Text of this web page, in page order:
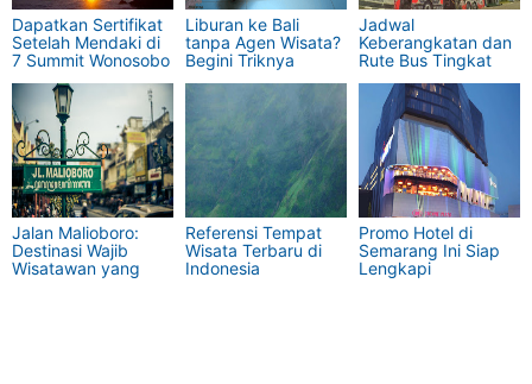
Dapatkan Sertifikat
Setelah Mendaki di
7 Summit Wonosobo
Liburan ke Bali
tanpa Agen Wisata?
Begini Triknya
Jadwal
Keberangkatan dan
Rute Bus Tingkat
Jalan Malioboro:
Destinasi Wajib
Wisatawan yang
Referensi Tempat
Wisata Terbaru di
Indonesia
Promo Hotel di
Semarang Ini Siap
Lengkapi